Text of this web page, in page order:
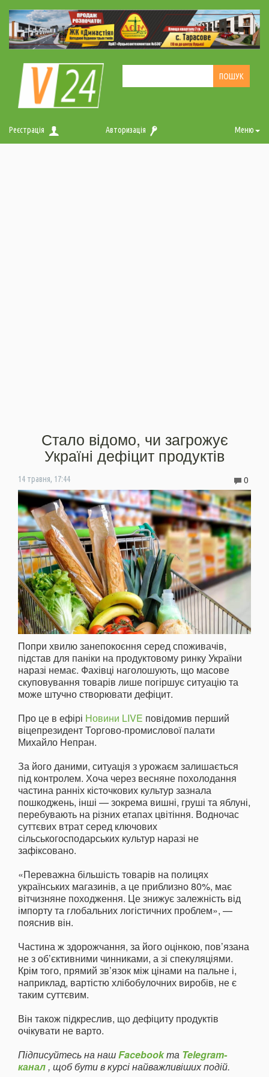
Реєстрація Авторизація Меню
Стало відомо, чи загрожує
Україні дефіцит продуктів
14 травня, 17:44 0
Попри хвилю занепокоєння серед споживачів,
підстав для паніки на продуктовому ринку України
наразі немає. Фахівці наголошують, що масове
скуповування товарів лише погіршує ситуацію та
може штучно створювати дефіцит.
Про це в ефірі Новини LIVE повідомив перший
віцепрезидент Торгово-промислової палати
Михайло Непран.
За його даними, ситуація з урожаєм залишається
під контролем. Хоча через весняне похолодання
частина ранніх кісточкових культур зазнала
пошкоджень, інші — зокрема вишні, груші та яблуні,
перебувають на різних етапах цвітіння. Водночас
суттєвих втрат серед ключових
сільськогосподарських культур наразі не
зафіксовано.
«Переважна більшість товарів на полицях
українських магазинів, а це приблизно 80%, має
вітчизняне походження. Це знижує залежність від
імпорту та глобальних логістичних проблем», —
пояснив він.
Частина ж здорожчання, за його оцінкою, пов’язана
не з об’єктивними чинниками, а зі спекуляціями.
Крім того, прямий зв’язок між цінами на пальне і,
наприклад, вартістю хлібобулочних виробів, не є
таким суттєвим.
Він також підкреслив, що дефіциту продуктів
очікувати не варто.
Підписуйтесь на нашFacebookта Telegram-
канал, щоб бути в курсі найважливіших подій.